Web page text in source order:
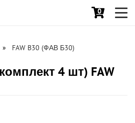
0
FAW B30 (ФАВ Б30)
4 шт) FAW